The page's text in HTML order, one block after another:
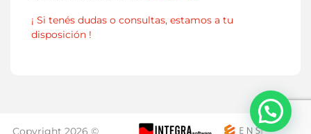
¡ Si tenés dudas o consultas, estamos a tu
disposición !
Copyright 2026 ©